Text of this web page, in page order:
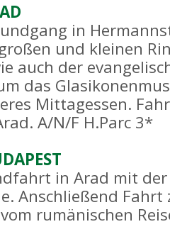
in
und kleinen
auch der
das
Mittagessen.
A/N/F H.Parc 3*
in Arad mit
Anschließend Fahrt
rumänischen